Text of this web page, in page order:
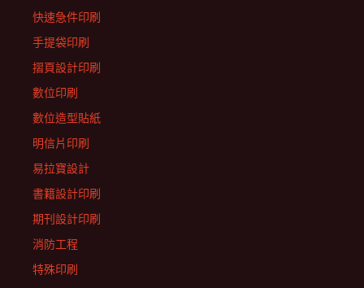
快速急件印刷
手提袋印刷
摺頁設計印刷
數位印刷
數位造型貼紙
明信片印刷
易拉寶設計
書籍設計印刷
期刊設計印刷
消防工程
特殊印刷